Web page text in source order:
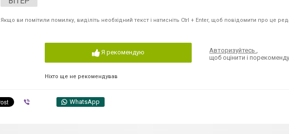
Якщо ви помітили помилку, виділіть необхідний текст і натисніть Ctrl + Enter, щоб повідомити про це
Я рекомендую
Ніхто ще не рекомендував
Авторизуйтесь,
щоб оцінити і
WhatsApp